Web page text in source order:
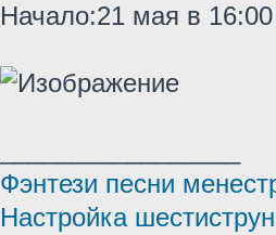
Начало:21 мая в 16:00
Фэнтези песни
Настройка